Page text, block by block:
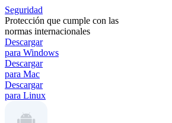
Seguridad
Protección que cumple con las
normas internacionales
Descargar
para Windows
Descargar
para Mac
Descargar
para Linux